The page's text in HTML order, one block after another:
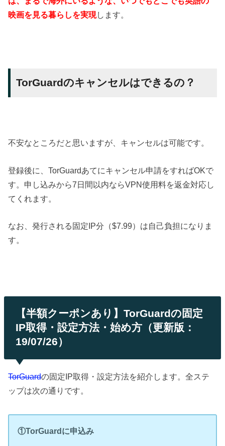
映画を見る暮らしを実現します。
TorGuardのキャンセルはできるの？
不安なところだと思いますが、キャンセルは可能です。
登録後に、TorGuardあてにキャンセル申請をすればOKで
す。申し込みから7日間以内ならVPN使用料を返金対応し
てくれます。
なお、発行される固定IP分（$7.99）は自己負担になりま
す。
【半額クーポンあり】TorGuardの固定
IP取得・設定方法・始め方（更新版：
19/07/26）
TorGuardの固定IP取得・設定方法を紹介します。全ステ
ップは次の通りです。
①TorGuardに申込み